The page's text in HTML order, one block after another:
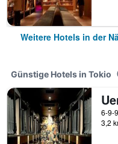
Weitere Hotels in der
Günstige Hotels in Tokio
6-9-
3,2